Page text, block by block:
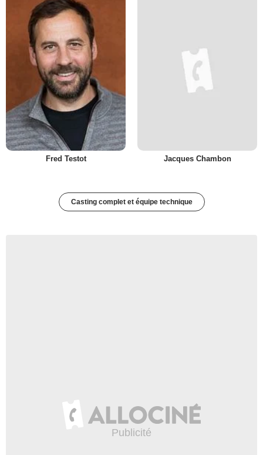
Fred Testot Jacques Chambon
Casting complet et équipe technique